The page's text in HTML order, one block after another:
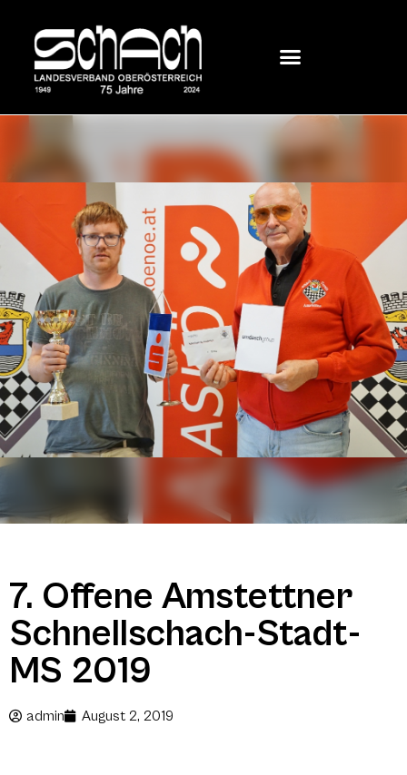
7. Offene Amstettner
Schnellschach-Stadt-
MS 2019
admin August 2, 2019